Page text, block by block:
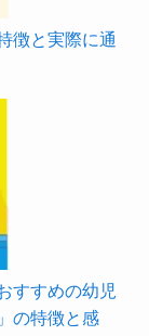
徴と実際に通
すすめの幼児
の特徴と感